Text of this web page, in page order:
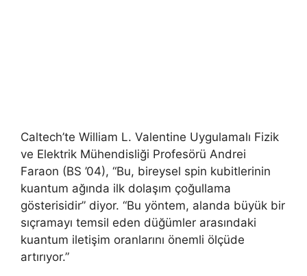
Caltech’te William L. Valentine Uygulamalı Fizik
ve Elektrik Mühendisliği Profesörü Andrei
Faraon (BS ’04), “Bu, bireysel spin kubitlerinin
kuantum ağında ilk dolaşım çoğullama
gösterisidir” diyor. “Bu yöntem, alanda büyük bir
sıçramayı temsil eden düğümler arasındaki
kuantum iletişim oranlarını önemli ölçüde
artırıyor.”